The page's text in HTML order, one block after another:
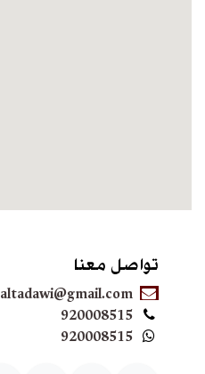
تواصل معنا
altadawi@gmail.com
920008515
920008515